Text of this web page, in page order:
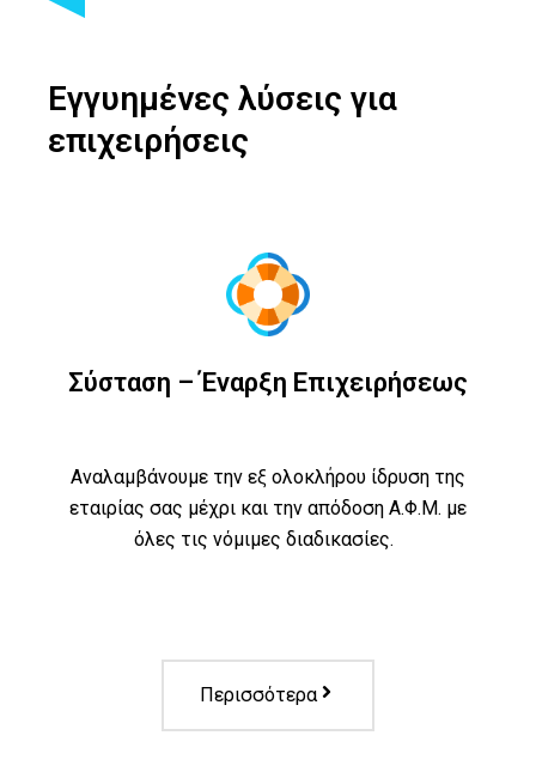
Εγγυημένες λύσεις για
επιχειρήσεις
Σύσταση – Έναρξη Επιχειρήσεως
Αναλαμβάνουμε την εξ ολοκλήρου ίδρυση της
εταιρίας σας μέχρι και την απόδοση Α.Φ.Μ. με
όλες τις νόμιμες διαδικασίες.
Περισσότερα